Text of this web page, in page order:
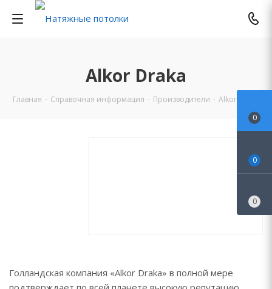
Alkor Draka
Главная - Справочная информация - Производители - Alkor Draka
Голландская компания «Alkor Draka» в полной мере
0
0
0